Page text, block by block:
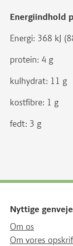
Energiindhold
Energi: 368 kJ
protein: 4 g
kulhydrat: 11 g
kostfibre: 1 g
fedt: 3 g
Nyttige genveje
Om os
Om vores